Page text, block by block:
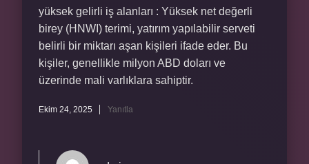
yüksek gelirli iş alanları : Yüksek net değerli
birey (HNWI) terimi, yatırım yapılabilir serveti
belirli bir miktarı aşan kişileri ifade eder. Bu
kişiler, genellikle milyon ABD doları ve
üzerinde mali varlıklara sahiptir.
Ekim 24, 2025 Yanıtla